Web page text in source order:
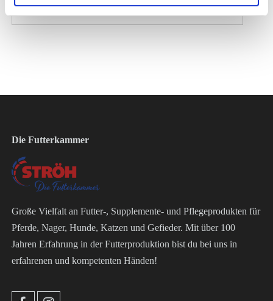
Die Futterkammer
Große Vielfalt an Futter-, Supplemente- und Pflegeprodukten für
Pferde, Nager, Hunde, Katzen und Gefieder. Mit über 100
Jahren Erfahrung in der Futterproduktion bist du bei uns in
erfahrenen und kompetenten Händen!